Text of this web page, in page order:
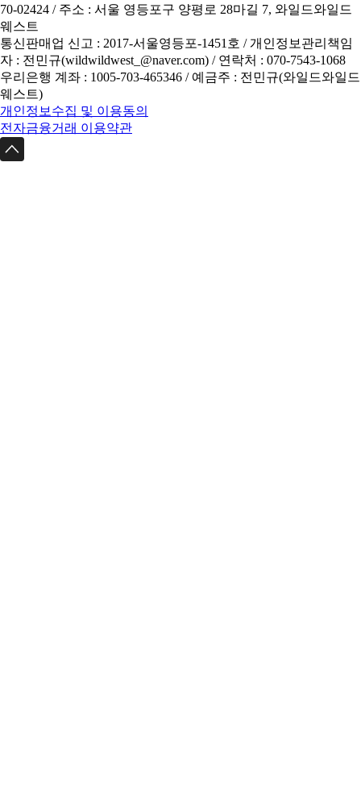
70-02424 / 주소 : 서울 영등포구 양평로 28마길 7, 와일드와일드
웨스트
통신판매업 신고 : 2017-서울영등포-1451호 / 개인정보관리책임
자 : 전민규(wildwildwest_@naver.com) / 연락처 : 070-7543-1068
우리은행 계좌 : 1005-703-465346 / 예금주 : 전민규(와일드와일드
웨스트)
개인정보수집 및 이용동의
전자금융거래 이용약관